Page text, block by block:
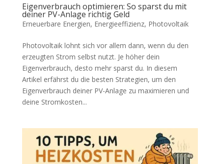
Eigenverbrauch optimieren: So sparst du mit
deiner PV-Anlage richtig Geld
Erneuerbare Energien, Energieeffizienz, Photovoltaik
Photovoltaik lohnt sich vor allem dann, wenn du den
erzeugten Strom selbst nutzt. Je höher dein
Eigenverbrauch, desto mehr sparst du. In diesem
Artikel erfährst du die besten Strategien, um den
Eigenverbrauch deiner PV-Anlage zu maximieren und
deine Stromkosten...